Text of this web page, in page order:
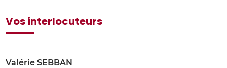
Vos interlocuteurs
Valérie SEBBAN